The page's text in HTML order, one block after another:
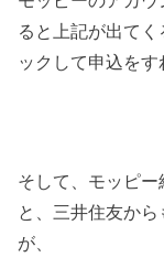
ると上記が出て
ックして申込をす
そして、モッピ
と、三井住友か
が、